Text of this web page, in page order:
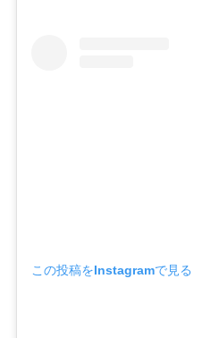
この投稿をInstagramで見る